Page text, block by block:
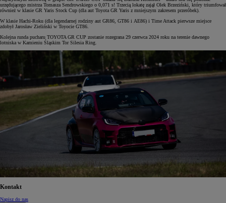
urzędującego mistrza Tomasza Sendrowskiego o 0,071 s! Trzecią lokatę zajął Olek Brzeziński, który triumfował
również w klasie GR Yaris Stock Cup (dla aut Toyota GR Yaris z mniejszym zakresem przeróbek).
W klasie Hachi-Roku (dla legendarnej rodziny aut GR86, GT86 i AE86) i Time Attack pierwsze miejsce
zdobył Jarosław Zieliński w Toyocie GT86.
Kolejna runda pucharu TOYOTA GR CUP zostanie rozegrana 29 czerwca 2024 roku na terenie dawnego
lotniska w Kamieniu Śląskim Tor Silesia Ring.
Kontakt
Napisz do nas